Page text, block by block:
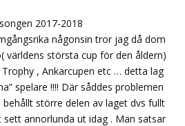
2017-2018
någonsin tror jag då dom
världens största cup för den åldern)
, Ankarcupen etc … detta lag
spelare !!!! Där såddes problemen
större delen av laget dvs fullt
annorlunda ut idag . Man satsar